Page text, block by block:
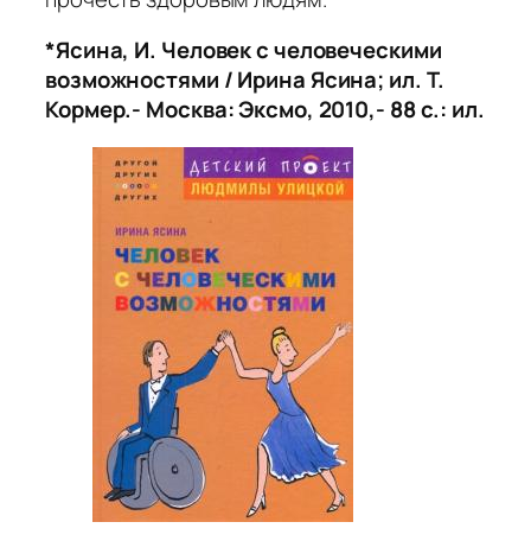
*Ясина, И. Человек с человеческими
возможностями / Ирина Ясина; ил. Т.
Кормер.- Москва: Эксмо, 2010,- 88 с.: ил.